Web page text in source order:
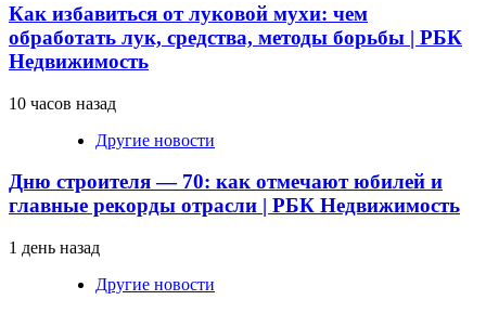
Как избавиться от луковой мухи: чем
обработать лук, средства, методы борьбы | РБК
Недвижимость
10 часов назад
Другие новости
Дню строителя — 70: как отмечают юбилей и
главные рекорды отрасли | РБК Недвижимость
1 день назад
Другие новости